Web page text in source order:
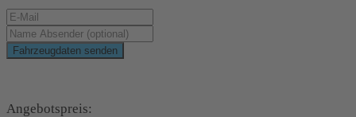
Fahrzeugdaten senden
Angebotspreis: